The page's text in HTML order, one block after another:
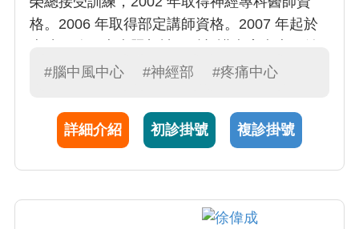
格。2006 年取得部定講師資格。2007 年起於
自 2009 年起擔任腦中風暨神經重症加護病房主
於頭痛疾病之診斷及治療。
#腦中風中心 #神經部 #疼痛中心
詳細介紹 初診掛號 複診掛號